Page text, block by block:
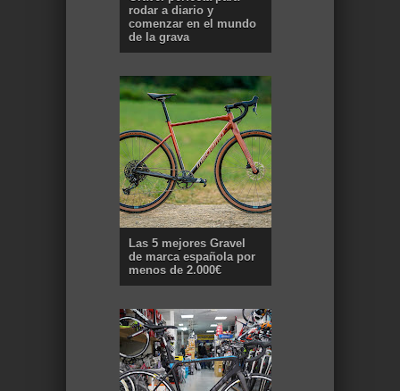
rodar a diario y
comenzar en el mundo
de la grava
Las 5 mejores Gravel
de marca española por
menos de 2.000€